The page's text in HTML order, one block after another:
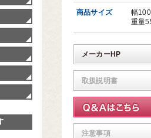
商品サイズ
幅
重量
メーカーHP
取扱説明書
注意事項
取扱終了商品
製品分類一覧から探す